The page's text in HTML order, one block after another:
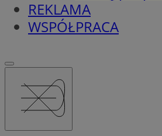
REKLAMA
WSPÓŁPRACA